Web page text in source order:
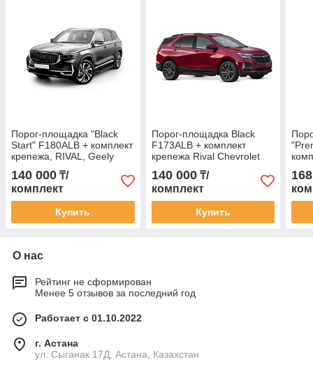
Порог-площадка "Black
Start" F180ALB + комплект
крепежа, RIVAL, Geely
Monjaro 2023-
140 000 ₸/
комплект
Купить
Порог-площадка Black
F173ALB + комплект
крепежа Rival Chevrolet
Equinox 2020-
140 000₸/
комплект
Купить
О нас
Рейтинг не сформирован
Менее 5 отзывов за последний год
Работает с 01.10.2022
г. Астана
ул. Сыганак 17Д, Астана, Казахстан